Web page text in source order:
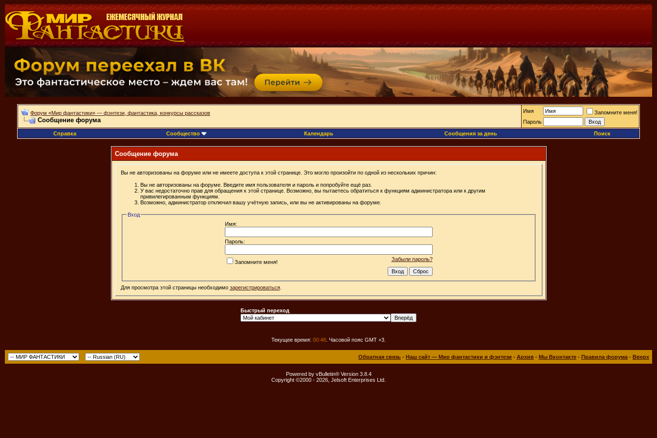
Форум «Мир фантастики» — фэнтези, фантастика, конкурсы рассказов
Сообщение форума
Имя
Запомните меня!
Пароль
Справка
Сообщество Календарь Сообщения за день Поиск
Сообщение форума
Вы не авторизованы на форуме или не имеете доступа к этой странице. Это могло произойти по одной из нескольких причин:
Вы не авторизованы на форуме. Введите имя пользователя и пароль и попробуйте ещё раз.
У вас недостаточно прав для обращения к этой странице. Возможно, вы пытаетесь обратиться к функциям администратора или к другим
привилегированным функциям.
Возможно, администратор отключил вашу учётную запись, или вы не активированы на форуме.
Вход
Имя:
Пароль:
Забыли пароль?
Запомните меня!
Для просмотра этой страницы необходимо зарегистрироваться.
Быстрый переход
Текущее время: 00:48 . Часовой пояс GMT +3.
Обратная связь - Наш сайт — Мир фантастики и фэнтези - Архив - Мы Вконтакте - Правила форума - Вверх
Powered by vBulletin® Version 3.8.4
Copyright ©2000 - 2026, Jelsoft Enterprises Ltd.